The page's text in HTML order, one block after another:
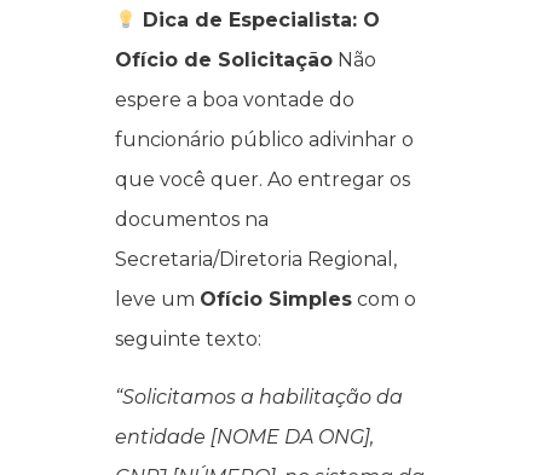
Dica de Especialista: O
Ofício de Solicitação Não
espere a boa vontade do
funcionário público adivinhar o
que você quer. Ao entregar os
documentos na
Secretaria/Diretoria Regional,
leve um Ofício Simples com o
seguinte texto:
“Solicitamos a habilitação da
entidade [NOME DA ONG],